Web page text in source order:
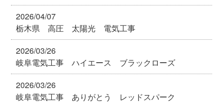
2026/04/07
栃木県 高圧 太陽光 電気工事
2026/03/26
岐阜電気工事 ハイエース ブラックローズ
2026/03/26
岐阜電気工事 ありがとう レッドスパーク